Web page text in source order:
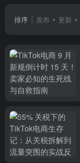
排序 发布 更新